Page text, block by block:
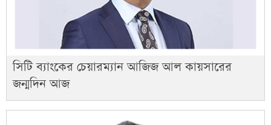
সিটি ব্যাংকের চেয়ারম্যান আজিজ আল কায়সারের
জন্মদিন আজ